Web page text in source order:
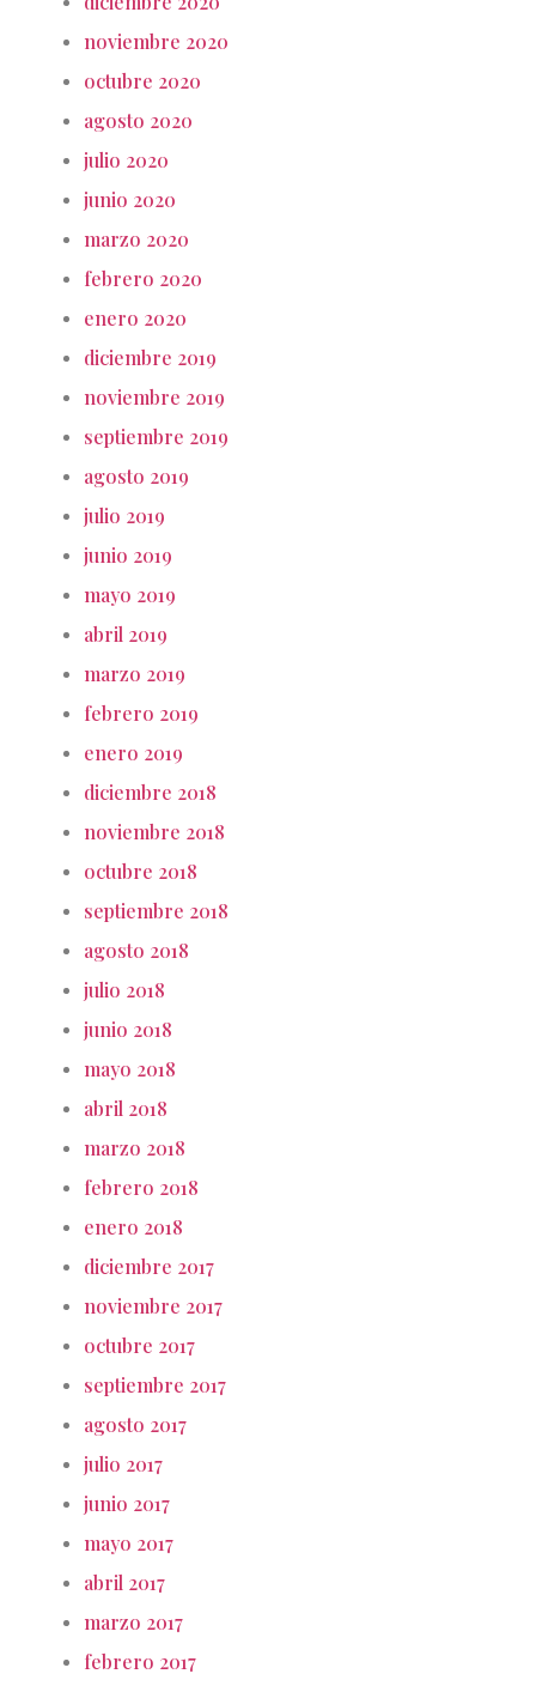
noviembre 2020
octubre 2020
agosto 2020
julio 2020
junio 2020
marzo 2020
febrero 2020
enero 2020
diciembre 2019
noviembre 2019
septiembre 2019
agosto 2019
julio 2019
junio 2019
mayo 2019
abril 2019
marzo 2019
febrero 2019
enero 2019
diciembre 2018
noviembre 2018
octubre 2018
septiembre 2018
agosto 2018
julio 2018
junio 2018
mayo 2018
abril 2018
marzo 2018
febrero 2018
enero 2018
diciembre 2017
noviembre 2017
octubre 2017
septiembre 2017
agosto 2017
julio 2017
junio 2017
mayo 2017
abril 2017
marzo 2017
febrero 2017